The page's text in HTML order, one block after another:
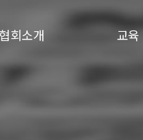
회소개 교육